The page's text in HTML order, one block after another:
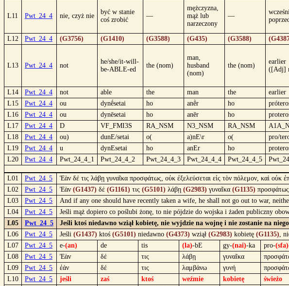
L11 Pwt_24_4 nie, czyż nie
być w stanie
coś zrobić
—
mężczyzna,
mąż lub
narzeczony
—
L12 Pwt_24_4 (G3756) (G1410) (G3588) (G435) (G3588)
L13 Pwt_24_4 not
he/she/it-will-
be-ABLE-ed
the (nom)
man,
husband
(nom)
the (nom)
earlier
([Adj]
L14 Pwt_24_4 not able the man the earlier
L15
Pwt_24_4 ou dynḗsetai ho anḕr ho
L16
Pwt_24_4 ou dynēsetai ho anēr ho
L17
Pwt_24_4 D VF_FMI3S RA_NSM N3_NSM RA_NSM
L18
Pwt_24_4 ou) dunE/setai o( a)nE\r o( pro/
L19
Pwt_24_4 u dynEsetai ho anEr ho
L20
Pwt_24_4 Pwt_24_4_1 Pwt_24_4_2 Pwt_24_4_3 Pwt_24_4_4 Pwt_24_4_5
L01 Pwt_24_5
Ἐὰν δέ τις λάβῃ γυναῖκα προσφάτως, οὐκ ἐξελεύσεται εἰς τὸν πόλεμον, καὶ οὐκ
L02
Pwt_24_5 Ἐὰν (G1437) δέ (G1161) τις (G5101) λάβῃ (G2983) γυναῖκα (G1135)
L03
Pwt_24_5
And if any one should have recently taken a wife, he shall not go out to war,
L04
Pwt_24_5
Jeśli mąż dopiero co poślubi żonę, to nie pójdzie do wojska i żaden publiczny
L05
Pwt_24_5
Jeśli ktoś niedawno wziął kobietę, nie wyjdzie na wojnę i nie zostanie na
L06
Pwt_24_5 Jeśli (G1437) ktoś (G5101) niedawno (G4373) wziął (G2983) kobietę (G1135),
L07
Pwt_24_5 e-(an) de tis (la)-bE gy-(nai)-ka pro-(sfa)
L08
Pwt_24_5 Ἐὰν δέ τις λάβῃ γυναῖκα
L09
Pwt_24_5 ἐάν δέ τις λαμβάνω γυνή
L10
Pwt_24_5 jeśli zaś ktoś weźmie kobietę świeżo